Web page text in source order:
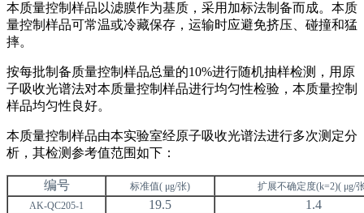
本质量控制样品以滤膜作为基质，采用加标法制备而成。本质
量控制样品可常温或冷藏保存，运输时应避免挤压、碰撞和猛
摔。
按每批制备质量控制样品总量的10%进行随机抽样检测，用原
子吸收光谱法对本质量控制样品进行均匀性检验，本质量控制
样品均匀性良好。
本质量控制样品由本实验室经原子吸收光谱法进行多次测定分
析，其检测参考值范围如下：
编号 标准值( μg/张)
扩展不确定度(k=2)( μg/
AK-QC205-1
19.5 1.4